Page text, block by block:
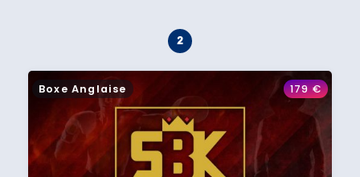
Boxe Anglaise 179€